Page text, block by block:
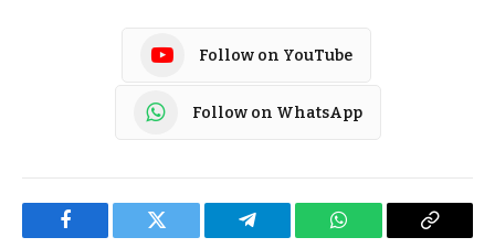
Follow on YouTube
Follow on WhatsApp
Facebook Twitter Telegram WhatsApp Copy